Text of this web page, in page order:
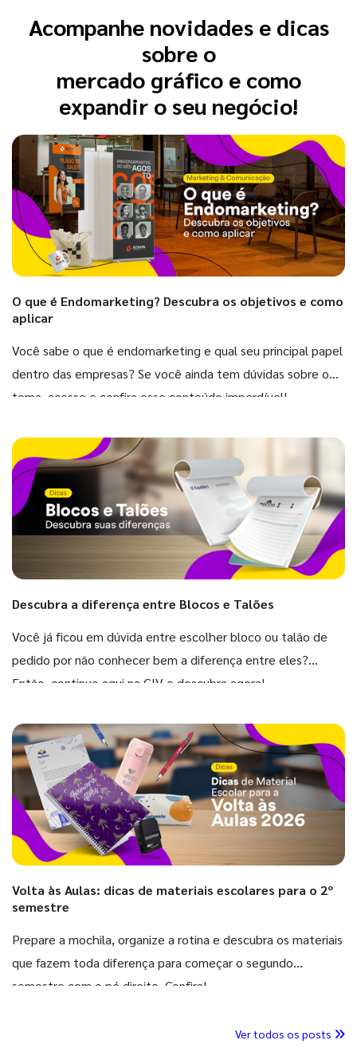
Acompanhe novidades e dicas
sobre o
mercado gráfico e como
expandir o seu negócio!
O que é Endomarketing? Descubra os objetivos e como
aplicar
Você sabe o que é endomarketing e qual seu principal papel
dentro das empresas? Se você ainda tem dúvidas sobre o
tema, acesse e confira esse conteúdo imperdível!
Descubra a diferença entre Blocos e Talões
Você já ficou em dúvida entre escolher bloco ou talão de
pedido por não conhecer bem a diferença entre eles?
Então, continue aqui na GIV e descubra agora!
Volta às Aulas: dicas de materiais escolares para o 2º
semestre
Prepare a mochila, organize a rotina e descubra os materiais
que fazem toda diferença para começar o segundo
semestre com o pé direito. Confira!
Ver todos os posts